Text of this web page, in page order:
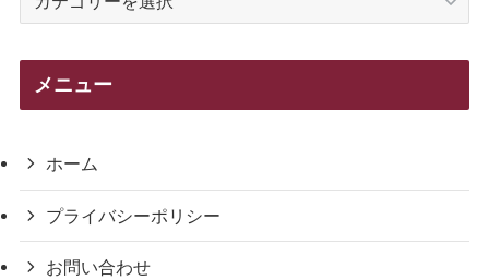
メニュー
ホーム
プライバシーポリシー
お問い合わせ